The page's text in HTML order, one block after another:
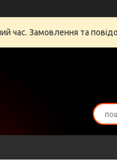
час. Замовлення та